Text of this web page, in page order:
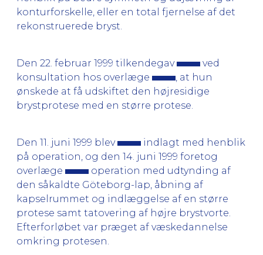
konturforskelle, eller en total fjernelse af det
rekonstruerede bryst.
Den 22. februar 1999 tilkendegav
ved
konsultation hos overlæge
, at hun
ønskede at få udskiftet den højresidige
brystprotese med en større protese.
Den 11. juni 1999 blev
indlagt med henblik
på operation, og den 14. juni 1999 foretog
overlæge
operation med udtynding af
den såkaldte Göteborg-lap, åbning af
kapselrummet og indlæggelse af en større
protese samt tatovering af højre brystvorte.
Efterforløbet var præget af væskedannelse
omkring protesen.